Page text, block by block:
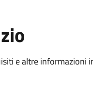
e altre informazioni